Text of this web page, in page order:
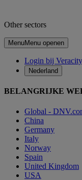
Other sectors
MenuMenu openen
Login bij Veracity
Nederland
BELANGRIJKE
Global -
China
Germany
Italy
Norway
Spain
United Kingdom
USA